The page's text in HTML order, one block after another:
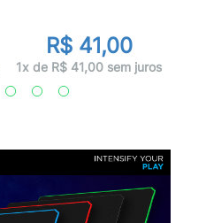
R$ 41,00
1x de R$ 41,00 sem juros